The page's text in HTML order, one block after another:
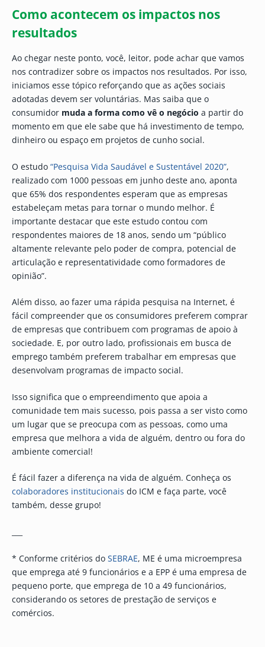
Como acontecem os impactos nos
resultados
Ao chegar neste ponto, você, leitor, pode achar que vamos
nos contradizer sobre os impactos nos resultados. Por isso,
iniciamos esse tópico reforçando que as ações sociais
adotadas devem ser voluntárias. Mas saiba que o
consumidor muda a forma como vê o negócio a partir do
momento em que ele sabe que há investimento de tempo,
dinheiro ou espaço em projetos de cunho social.
O estudo “Pesquisa Vida Saudável e Sustentável 2020”,
realizado com 1000 pessoas em junho deste ano, aponta
que 65% dos respondentes esperam que as empresas
estabeleçam metas para tornar o mundo melhor. É
importante destacar que este estudo contou com
respondentes maiores de 18 anos, sendo um “público
altamente relevante pelo poder de compra, potencial de
articulação e representatividade como formadores de
opinião”.
Além disso, ao fazer uma rápida pesquisa na Internet, é
fácil compreender que os consumidores preferem comprar
de empresas que contribuem com programas de apoio à
sociedade. E, por outro lado, profissionais em busca de
emprego também preferem trabalhar em empresas que
desenvolvam programas de impacto social.
Isso significa que o empreendimento que apoia a
comunidade tem mais sucesso, pois passa a ser visto como
um lugar que se preocupa com as pessoas, como uma
empresa que melhora a vida de alguém, dentro ou fora do
ambiente comercial!
É fácil fazer a diferença na vida de alguém. Conheça os
colaboradores institucionais do ICM e faça parte, você
também, desse grupo!
* Conforme critérios do SEBRAE, ME é uma microempresa
que emprega até 9 funcionários e a EPP é uma empresa de
pequeno porte, que emprega de 10 a 49 funcionários,
considerando os setores de prestação de serviços e
comércios.